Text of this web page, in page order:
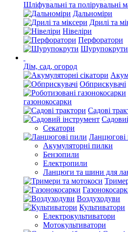
Шліфувальні та полірувальні
Дальноміри
Дрилі та
Нівеліри
Перфоратори
Шурупокрути
Дім, сад, огород
Обприскувачі
газонокосарки
Садові
Секатори
Ланцюгові
Акумуляторні пилки
Бензопили
Електропили
Ланцюги та шини для
Воздуходуви
Культиватори
Електрокультиватори
Мотокультиватори